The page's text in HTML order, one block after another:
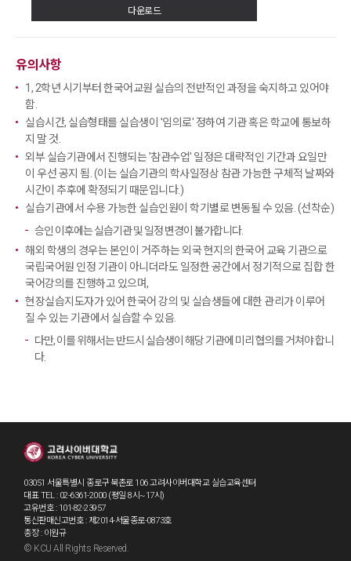
다운로드
유의사항
1, 2학년 시기부터 한국어교원 실습의 전반적인 과정을 숙지하고 있어야
함.
실습시간, 실습형태를 실습생이 '임의로' 정하여 기관 혹은 학교에 통보하
지 말 것.
외부 실습기관에서 진행되는 '참관수업' 일정은 대략적인 기간과 요일만
이 우선 공지 됨. (이는 실습기관의 학사일정상 참관 가능한 구체적 날짜와
시간이 추후에 확정되기 때문입니다.)
실습기관에서 수용 가능한 실습인원이 학기별로 변동될 수 있음. (선착순)
승인 이후에는 실습기관 및 일정 변경이 불가합니다.
해외 학생의 경우는 본인이 거주하는 외국 현지의 한국어 교육 기관으로
국립국어원 인정 기관이 아니더라도 일정한 공간에서 정기적으로 집합 한
국어강의를 진행하고 있으며,
현장실습지도자가 있어 한국어 강의 및 실습생들에 대한 관리가 이루어
질 수 있는 기관에서 실습할 수 있음.
다만, 이를 위해서는 반드시 실습생이 해당 기관에 미리 협의를 거쳐야 합니
다.
03051 서울특별시 종로구 북촌로 106 고려사이버대학교 실습교육센터
대표 TEL : 02-6361-2000 (평일 8시~17시)
고유번호 : 101-82-23957
통신판매신고번호 : 제2014-서울종로-0873호
총장 : 이원규
© KCU All Rights Reserved.